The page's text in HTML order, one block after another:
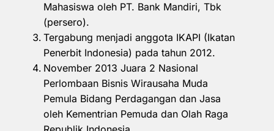
Mahasiswa oleh PT. Bank Mandiri, Tbk
(persero).
Tergabung menjadi anggota IKAPI (Ikatan
Penerbit Indonesia) pada tahun 2012.
November 2013 Juara 2 Nasional
Perlombaan Bisnis Wirausaha Muda
Pemula Bidang Perdagangan dan Jasa
oleh Kementrian Pemuda dan Olah Raga